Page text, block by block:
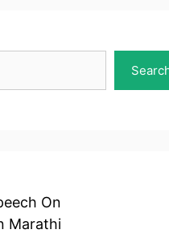
On
Marathi